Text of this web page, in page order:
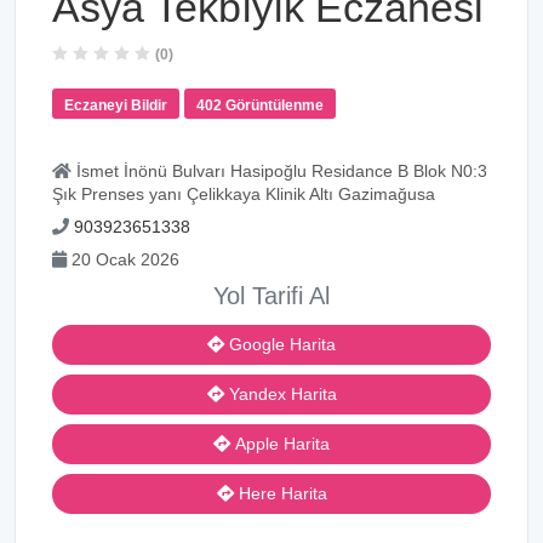
(0)
Eczaneyi Bildir 402 Görüntülenme
İsmet İnönü Bulvarı Hasipoğlu Residance B Blok N0:3
Şık Prenses yanı Çelikkaya Klinik Altı Gazimağusa
903923651338
20 Ocak 2026
Yol Tarifi Al
Google Harita
Yandex Harita
Apple Harita
Here Harita